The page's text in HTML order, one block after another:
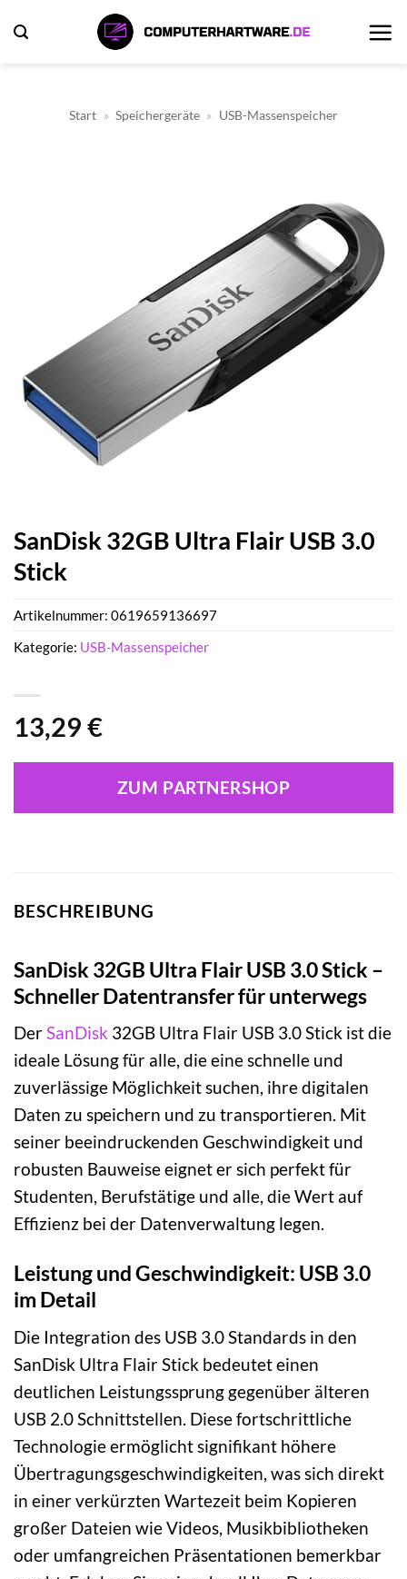
Inhalt
Start » Speichergeräte » USB-Massenspeicher
SanDisk 32GB Ultra Flair USB 3.0
Stick
13,29 €
ZUM PARTNERSHOP
Artikelnummer: 0619659136697
Kategorie: USB-Massenspeicher
BESCHREIBUNG
SanDisk 32GB Ultra Flair USB 3.0 Stick –
Schneller Datentransfer für unterwegs
DerSanDisk 32GB Ultra Flair USB 3.0 Stick ist die
ideale Lösung für alle, die eine schnelle und
zuverlässige Möglichkeit suchen, ihre digitalen
Daten zu speichern und zu transportieren. Mit
seiner beeindruckenden Geschwindigkeit und
robusten Bauweise eignet er sich perfekt für
Studenten, Berufstätige und alle, die Wert auf
Effizienz bei der Datenverwaltung legen.
Leistung und Geschwindigkeit: USB 3.0
im Detail
Die Integration des USB 3.0 Standards in den
SanDisk Ultra Flair Stick bedeutet einen
deutlichen Leistungssprung gegenüber älteren
USB 2.0 Schnittstellen. Diese fortschrittliche
Technologie ermöglicht signifikant höhere
Übertragungsgeschwindigkeiten, was sich direkt
in einer verkürzten Wartezeit beim Kopieren
großer Dateien wie Videos, Musikbibliotheken
oder umfangreichen Präsentationen bemerkbar